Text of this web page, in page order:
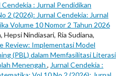
Cendekia : Jurnal Pendidikan
2 (2026): Jurnal Cendekia: Jurnal
Volume 10 Nomor 2 Tahun 2026
Nindiasari, Ria Sudiana,
Review: Implementasi Model
(PBL) dalam Memfasilitasi Literasi
Menengah , Jurnal Cendekia :